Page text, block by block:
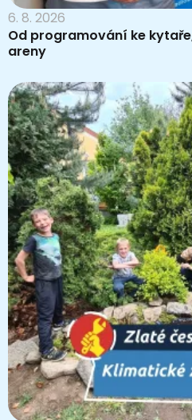
6. 8. 2026
Od programování ke
areny